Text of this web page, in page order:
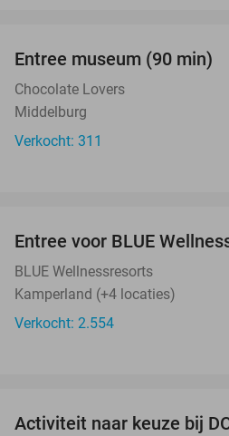
Entree museum (90 min)
Chocolate Lovers
Middelburg
Verkocht: 311
Entree voor BLUE
BLUE Wellnessresorts
Kamperland (+4 locaties)
Verkocht: 2.554
Activiteit naar keuze bij